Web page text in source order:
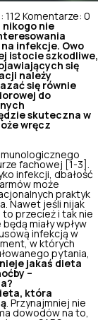
112 Komentarze: 0
nikogo nie
infekcje. Owo
istocie szkodliwe,
się
należy
się równie
do
skuteczna w
wręcz
fachowej [1-3].
infekcji, dbałość
może
praktyk
Nawet jeśli nijak
to przecież i tak nie
miały wpływ
infekcją w
w których
pytania,
jakaś dieta
–
która
. Przynajmniej nie
dowodów na to,